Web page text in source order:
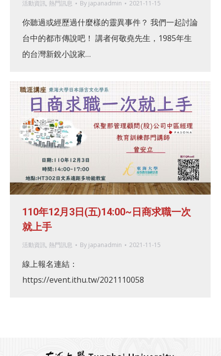
活動資訊, 熱門訊息 By japanadmin 2021-11-15
你聽過或經歷過什麼樣的靈異事件？ 我們一起討論
台中的都市傳說吧！ 講者何敬堯先生，1985年生
的台灣新銳小說家…
110年12月3日(五)14:00~日商求職一次
就上手
活動資訊, 熱門訊息 By japanadmin 2021-11-15
線上報名連結：
https://event.ithu.tw/2021110058